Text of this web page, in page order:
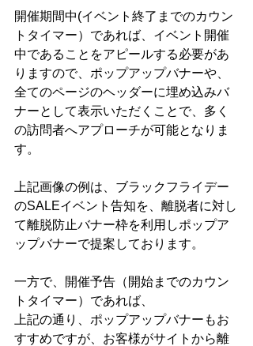
開催期間中(イベント終了までのカウン
トタイマー）であれば、イベント開催
中であることをアピールする必要があ
りますので、ポップアップバナーや、
全てのページのヘッダーに埋め込みバ
ナーとして表示いただくことで、多く
の訪問者へアプローチが可能となりま
す。
上記画像の例は、ブラックフライデー
のSALEイベント告知を、離脱者に対し
て離脱防止バナー枠を利用しポップア
ップバナーで提案しております。
一方で、開催予告（開始までのカウン
トタイマー）であれば、
上記の通り、ポップアップバナーもお
すすめですが、お客様がサイトから離